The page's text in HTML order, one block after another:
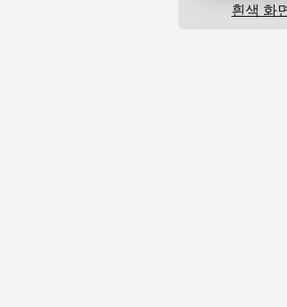
흰색 화